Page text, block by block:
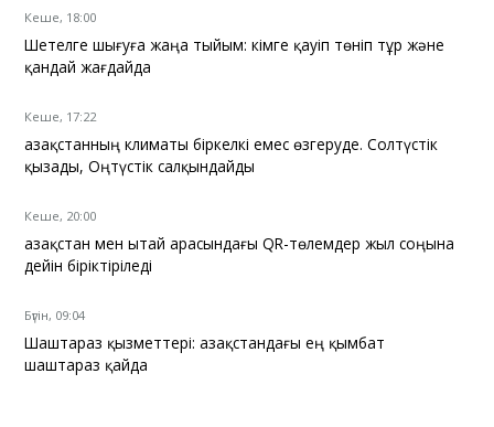
Кеше, 18:00
Шетелге шығуға жаңа тыйым: кімге қауіп төніп тұр және
қандай жағдайда
Кеше, 17:22
Қазақстанның климаты біркелкі емес өзгеруде. Солтүстік
қызады, Оңтүстік салқындайды
Кеше, 20:00
Қазақстан мен Қытай арасындағы QR-төлемдер жыл соңына
дейін біріктіріледі
Бүгін, 09:04
Шаштараз қызметтері: Қазақстандағы ең қымбат
шаштараз қайда